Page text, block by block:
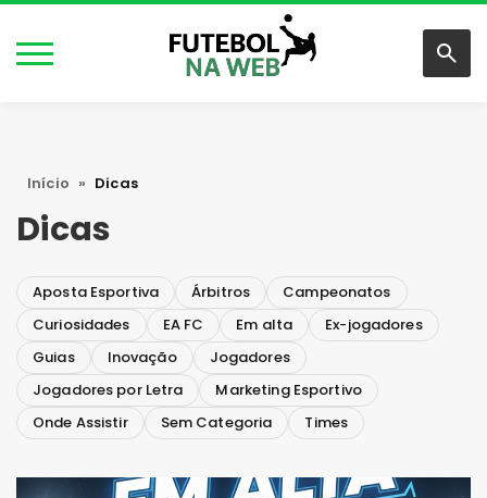
Início » Dicas
Dicas
Aposta Esportiva Árbitros
Campeonatos
Curiosidades
EA FC Em alta
Ex-jogadores
Guias
Inovação
Jogadores
Jogadores por Letra
Marketing Esportivo
Onde Assistir
Sem Categoria Times